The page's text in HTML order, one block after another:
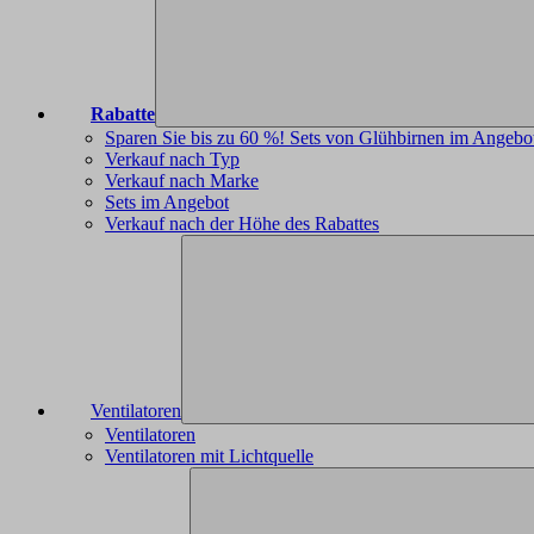
Rabatte
Sparen Sie bis zu 60 %! Sets von Glühbirnen im
Verkauf nach Typ
Verkauf nach Marke
Sets im Angebot
Verkauf nach der Höhe des Rabattes
Ventilatoren
Ventilatoren
Ventilatoren mit Lichtquelle